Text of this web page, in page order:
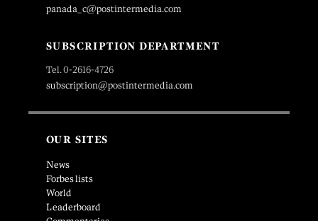
panada_c@postintermedia.com
SUBSCRIPTION DEPARTMENT
Tel. 0-2616-4726
subscription@postintermedia.com
OUR SITES
News
Forbes lists
World
Leaderboard